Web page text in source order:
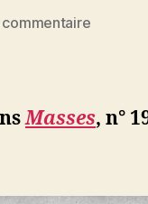
commentairesur
et
Propos
Masses, n°